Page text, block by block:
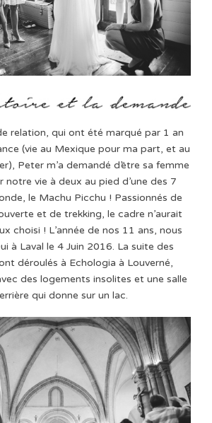
relation, qui ont été marqué par 1 an
(vie au Mexique pour ma part, et au
Peter m’a demandé d’être sa femme
notre vie à deux au pied d’une des 7
le Machu Picchu ! Passionnés de
et de trekking, le cadre n’aurait
choisi ! L’année de nos 11 ans, nous
à Laval le 4 Juin 2016. La suite des
déroulés à Echologia à Louverné,
des logements insolites et une salle
qui donne sur un lac.